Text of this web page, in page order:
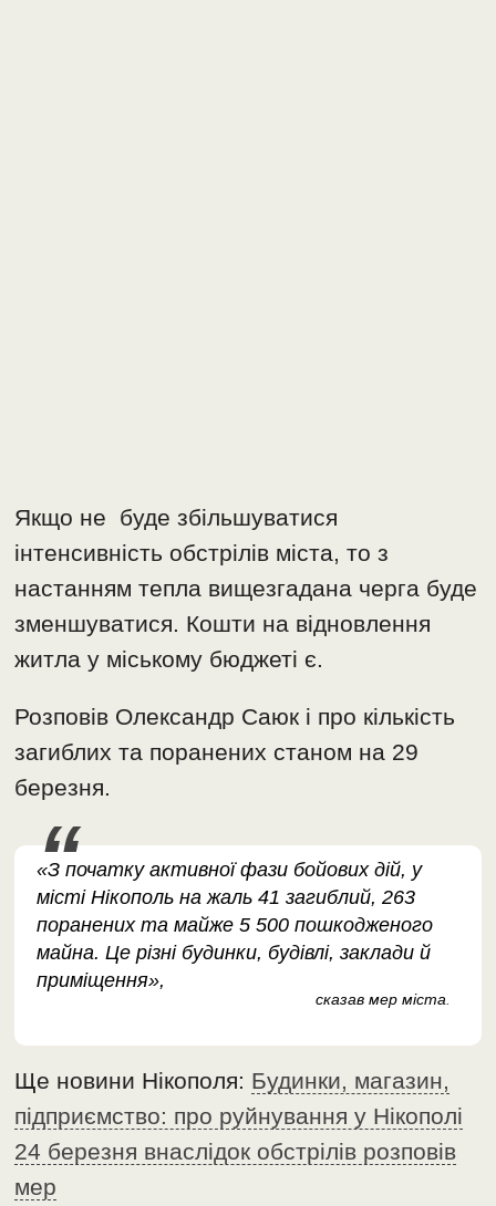
Якщо не буде збільшуватися
інтенсивність обстрілів міста, то з
настанням тепла вищезгадана черга буде
зменшуватися. Кошти на відновлення
житла у міському бюджеті є.
Розповів Олександр Саюк і про кількість
загиблих та поранених станом на 29
березня.
«З початку активної фази бойових дій, у
місті Нікополь на жаль 41 загиблий, 263
поранених та майже 5 500 пошкодженого
майна. Це різні будинки, будівлі, заклади й
приміщення»,
сказав мер міста
Ще новини Нікополя: Будинки, магазин,
підприємство: про руйнування у Нікополі
24 березня внаслідок обстрілів розповів
мер